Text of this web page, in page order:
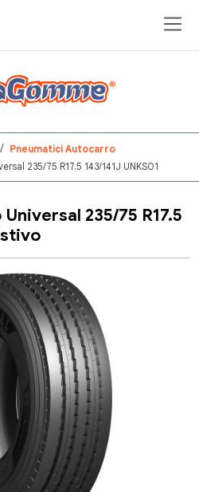
Pneumatici Autocarro
235/75 R17.5 143/141J UNKS01
235/75 R17.5